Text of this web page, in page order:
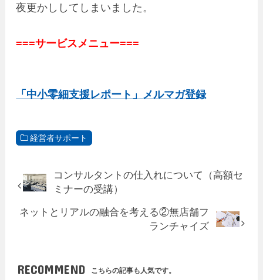
夜更かししてしまいました。
===サービスメニュー===
「中小零細支援レポート」メルマガ登録
経営者サポート
コンサルタントの仕入れについて（高額セ
ミナーの受講）
ネットとリアルの融合を考える②無店舗フ
ランチャイズ
RECOMMEND こちらの記事も人気です。